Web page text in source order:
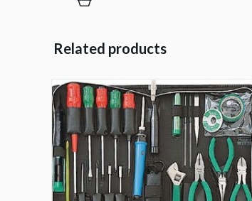
Related products